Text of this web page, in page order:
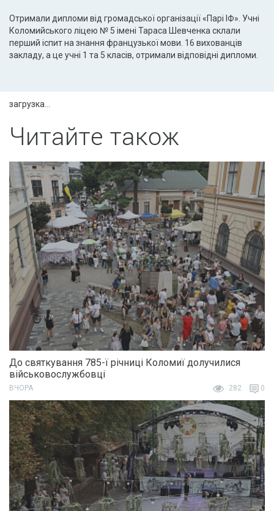
Отримали дипломи від громадської організації «Парі ІФ». Учні
Коломийського ліцею № 5 імені Тараса Шевченка склали
перший іспит на знання французької мови. 16 вихованців
закладу, а це учні 1 та 5 класів, отримали відповідні дипломи.
загрузка...
Читайте також
До святкування 785-ї річниці Коломиї долучилися
військовослужбовці
ВЧОРА 282 0